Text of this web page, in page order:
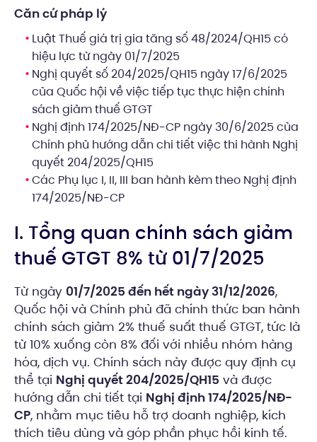
Căn cứ pháp lý
Luật Thuế giá trị gia tăng số 48/2024/QH15 có
hiệu lực từ ngày 01/7/2025
Nghị quyết số 204/2025/QH15 ngày 17/6/2025
của Quốc hội về việc tiếp tục thực hiện chính
sách giảm thuế GTGT
Nghị định 174/2025/NĐ-CP ngày 30/6/2025 của
Chính phủ hướng dẫn chi tiết việc thi hành Nghị
quyết 204/2025/QH15
Các Phụ lục I, II, III ban hành kèm theo Nghị định
174/2025/NĐ-CP
I. Tổng quan chính sách giảm
thuế GTGT 8% từ 01/7/2025
Từ ngày 01/7/2025 đến hết ngày 31/12/2026,
Quốc hội và Chính phủ đã chính thức ban hành
chính sách giảm 2% thuế suất thuế GTGT, tức là
từ 10% xuống còn 8% đối với nhiều nhóm hàng
hóa, dịch vụ. Chính sách này được quy định cụ
thể tại Nghị quyết 204/2025/QH15 và được
hướng dẫn chi tiết tại Nghị định 174/2025/NĐ-
CP, nhằm mục tiêu hỗ trợ doanh nghiệp, kích
thích tiêu dùng và góp phần phục hồi kinh tế.